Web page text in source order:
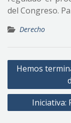
del Congreso.
Derecho
Navegación
entradas
Hemos
Iniciativa: